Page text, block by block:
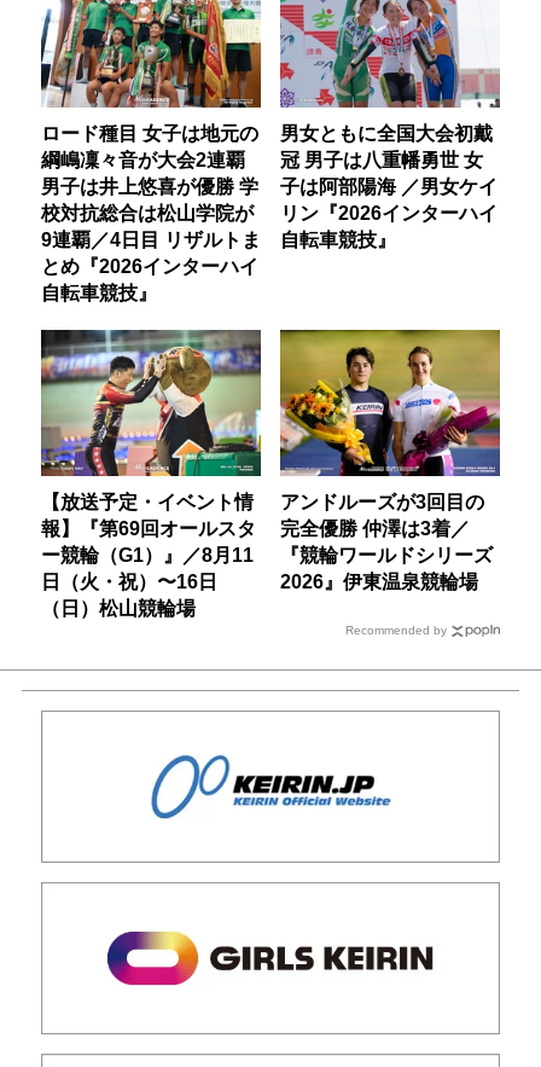
ロード種目 女子は地元の
綱嶋凜々音が大会2連覇
男子は井上悠喜が優勝 学
校対抗総合は松山学院が
9連覇／4日目 リザルトま
とめ『2026インターハイ
自転車競技』
男女ともに全国大会初戴
冠 男子は八重幡勇世 女
子は阿部陽海 ／男女ケイ
リン『2026インターハイ
自転車競技』
【放送予定・イベント情
報】『第69回オールスタ
ー競輪（G1）』／8月11
日（火・祝）〜16日
（日）松山競輪場
アンドルーズが3回目の
完全優勝 仲澤は3着／
『競輪ワールドシリーズ
2026』伊東温泉競輪場
Recommended by